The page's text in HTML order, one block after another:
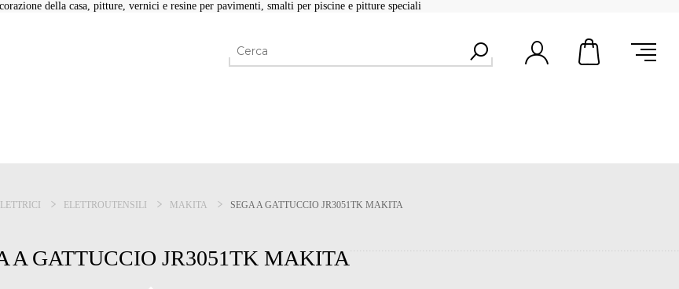
della casa, pitture, vernici e resine per pavimenti, smalti per piscine e pitture speciali
ELETTROUTENSILI MAKITA SEGA A GATTUCCIO JR3051TK MAKITA
A GATTUCCIO JR3051TK MAKITA